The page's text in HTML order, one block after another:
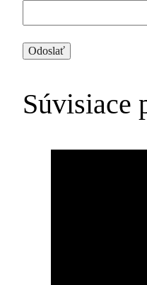
Súvisiace